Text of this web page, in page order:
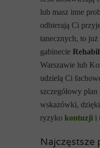
lub masz inne
odbierają Ci
tanecznych, to
gabinecie
Warszawie lub
udzielą Ci
szczegółowy
wskazówki,
ryzyko kontuzji i
Najczęstsze